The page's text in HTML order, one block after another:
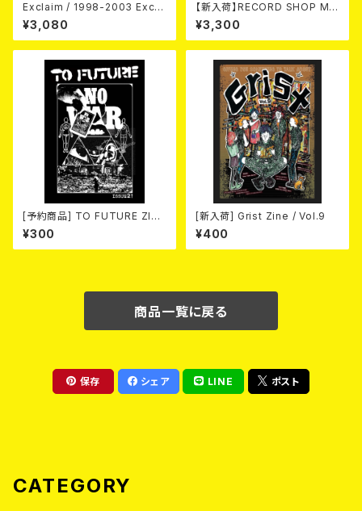
Exclaim / 1998-2003 Excla
im Discography
¥3,080
【新入荷】RECORD SHOP MIS
ERY / 33th anniversary T-s
hirts (black ①)
¥3,300
[予約商品] TO FUTURE ZINE
2026 issue 21 -NO WAR! N
O HATE!- (ZINE) 2026年8月
6日発売！
¥300
[新入荷] Grist Zine / Vol.9
¥400
商品一覧に戻る
保存 シェア LINE ポスト
CATEGORY